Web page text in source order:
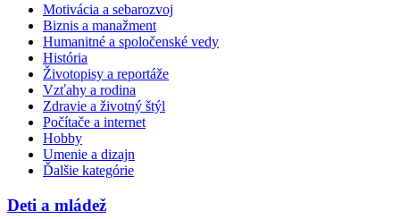
Motivácia a sebarozvoj
Biznis a manažment
Humanitné a spoločenské vedy
História
Životopisy a reportáže
Vzťahy a rodina
Zdravie a životný štýl
Počítače a internet
Hobby
Umenie a dizajn
Ďalšie kategórie
Deti a mládež